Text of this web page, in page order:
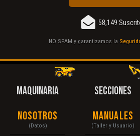
58,149
NO SPAM y garantizamos la
MAQUINARIA
Nosotros
(Datos)
SECCIONES
Manuales
(Taller y Usuario)